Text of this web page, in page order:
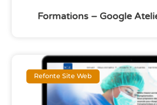
Formations – Google
Refonte Site Web